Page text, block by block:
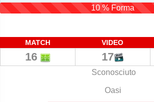
10 % Forma
MATCH VIDEO
16 17
Sconosciuto
Oasi